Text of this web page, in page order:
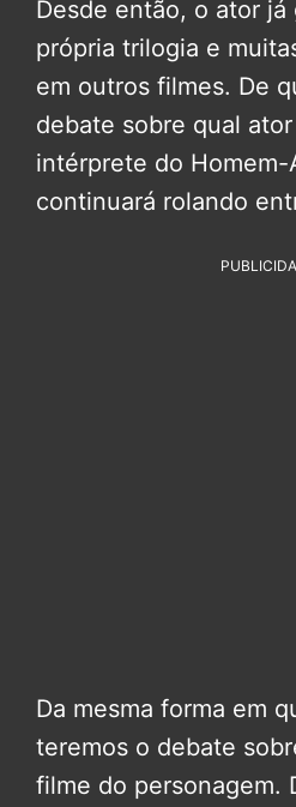
Desde então, o ator já
própria trilogia e
em outros filmes. De
debate sobre qual
intérprete do Homem-
continuará rolando
Da mesma forma em
teremos o debate
filme do personagem.